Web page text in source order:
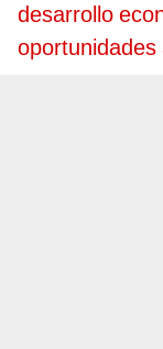
desarrollo
oportunidades